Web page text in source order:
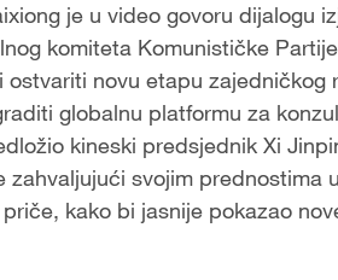
je u video govoru dijalogu
komiteta Komunističke
novu etapu zajedničkog
globalnu platformu za
kineski predsjednik Xi
zahvaljujući svojim prednostima
kako bi jasnije pokazao